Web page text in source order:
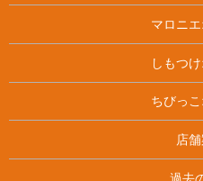
マロニ
しもつ
ちびっ
店
過去